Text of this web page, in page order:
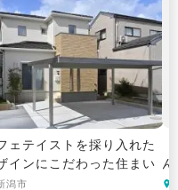
ングなどの外壁材は
ますが、外壁タイル
が不要。そのため、新
も、長期的には補修
、外壁タイルは自社生
の住宅をリーズナブ
自に最長60年間の
ェテイストを採り入れた
インにこだわった住まい
潟市